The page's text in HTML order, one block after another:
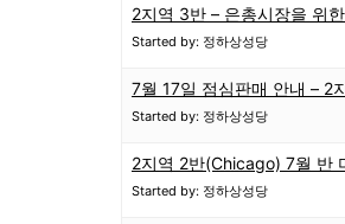
2지역 3반 – 은총시장을 위
Started by: 정하상성당
7월 17일 점심판매 안내 – 2
Started by: 정하상성당
2지역 2반(Chicago) 7월 반
Started by: 정하상성당